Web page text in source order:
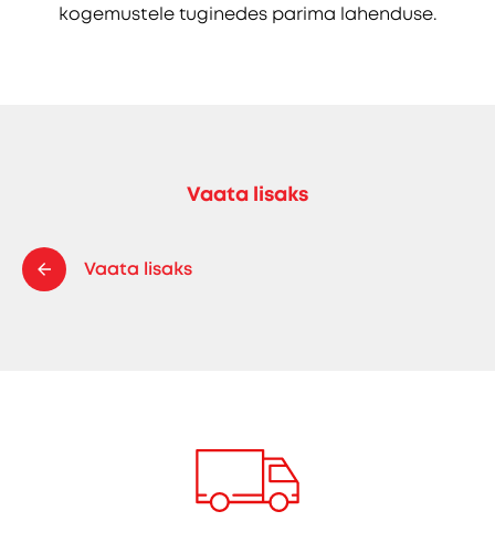
kogemustele tuginedes parima lahenduse.
Vaata lisaks
Vaata lisaks